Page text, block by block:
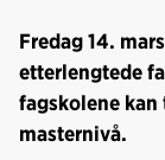
Fredag 14.
etterlengtede
fagskolene
masternivå.